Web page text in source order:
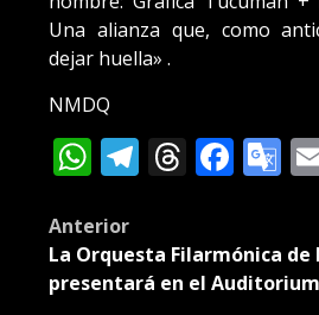
Una alianza que, como
dejar huella» .
NMDQ
WhatsApp
Telegram
Post
navigation
Anterior
La Orquesta Filarmónica de
presentará en el Auditorium